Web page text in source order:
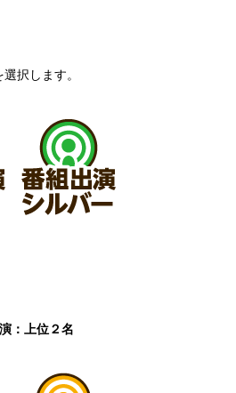
択します。
：上位２名